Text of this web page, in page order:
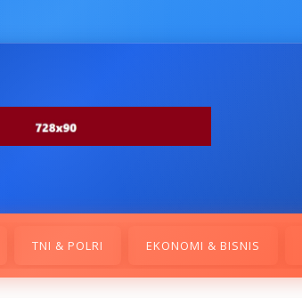
TNI & POLRI EKONOMI & BISNIS